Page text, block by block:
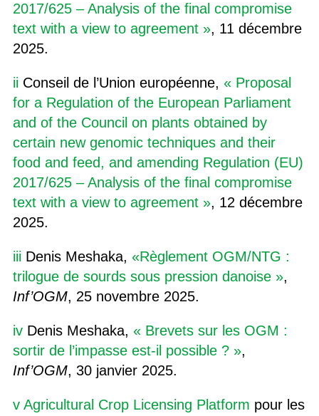
2017/625 – Analysis of the final compromise
text with a view to agreement », 11 décembre
2025.
iiConseil de l’Union européenne, « Proposal
for a Regulation of the European Parliament
and of the Council on plants obtained by
certain new genomic techniques and their
food and feed, and amending Regulation (EU)
2017/625 – Analysis of the final compromise
text with a view to agreement », 12 décembre
2025.
iiiDenis Meshaka, «Règlement OGM/NTG :
trilogue de sourds sous pression danoise »,
Inf’OGM, 25 novembre 2025.
ivDenis Meshaka, « Brevets sur les OGM :
sortir de l’impasse est-il possible ? »,
Inf’OGM, 30 janvier 2025.
v Agricultural Crop Licensing Platform pour les